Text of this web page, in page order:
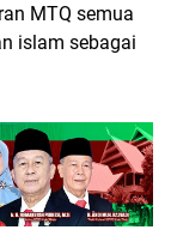
MTQ semua
islam sebagai